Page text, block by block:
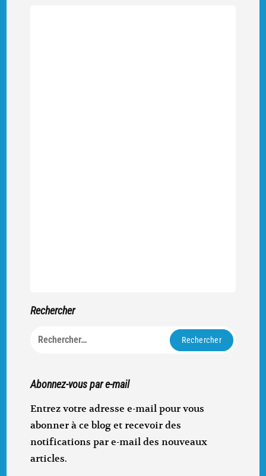
Rechercher
Rechercher :
Abonnez-vous par e-mail
Entrez votre adresse e-mail pour vous
abonner à ce blog et recevoir des
notifications par e-mail des nouveaux
articles.